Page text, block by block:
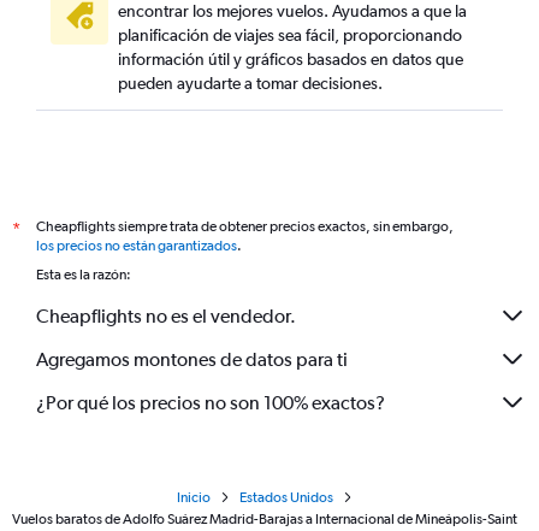
encontrar los mejores vuelos. Ayudamos a que la
planificación de viajes sea fácil, proporcionando
información útil y gráficos basados en datos que
pueden ayudarte a tomar decisiones.
*
Cheapflights siempre trata de obtener precios exactos, sin embargo,
los precios no están garantizados.
Esta es la razón:
Cheapflights no es el vendedor.
Agregamos montones de datos para ti
¿Por qué los precios no son 100% exactos?
Inicio
Estados Unidos
Vuelos baratos de Adolfo Suárez Madrid-Barajas a Internacional de Mineápolis-Saint